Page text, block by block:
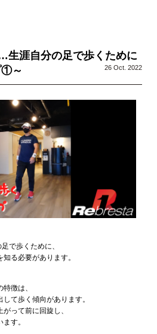
生涯自分の足で歩くために
①～
26 Oct. 2022
で歩くために、
る必要があります。
徴は、
て歩く傾向があります。
って前に回旋し、
す。